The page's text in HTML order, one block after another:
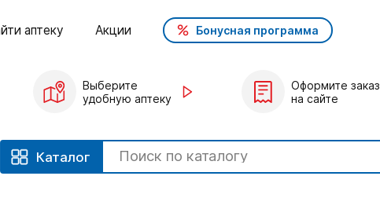
аптеку Акции Бонусная программа
Выберите
удобную аптеку
Оформите заказ
на сайте
Каталог